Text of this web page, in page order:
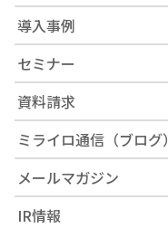
導入事例
セミナー
資料請求
ミライロ通信（ブログ）
メールマガジン
IR情報